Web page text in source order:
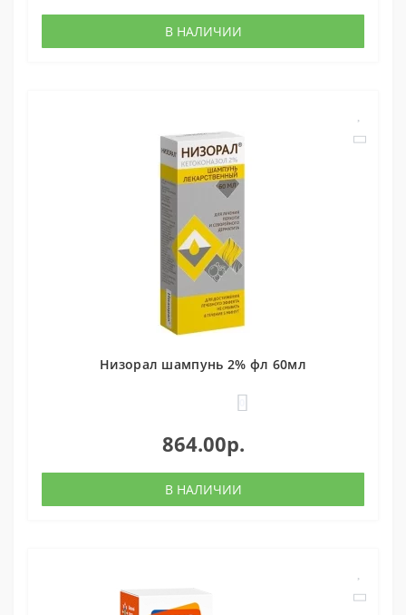
В НАЛИЧИИ
Низорал шампунь 2% фл 60мл
864.00р.
В НАЛИЧИИ